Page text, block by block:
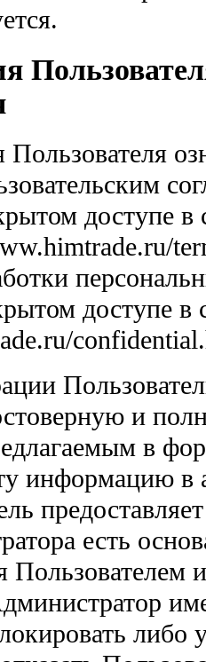
доступе в
доступе в
и
в
информацию в
есть
либо